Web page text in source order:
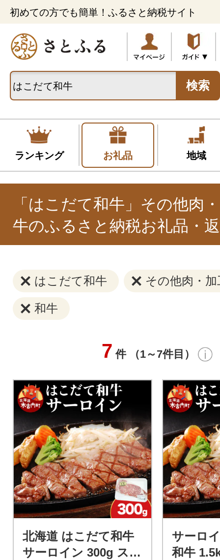
初めての方でも簡単！ふるさと納税サイト
検索
ランキング お礼品 地域
「はこだて和牛」その他肉
牛のふるさと納税お礼品・
はこだて和牛 その他肉・加
和牛
7 件 （1～7件目）
北海道 はこだて和牛
サーロイン 300g ステ
サーロ
和牛